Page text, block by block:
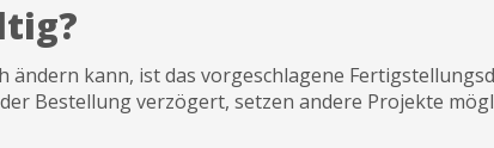
kann, ist das vorgeschlagene
Bestellung verzögert, setzen andere Projekte